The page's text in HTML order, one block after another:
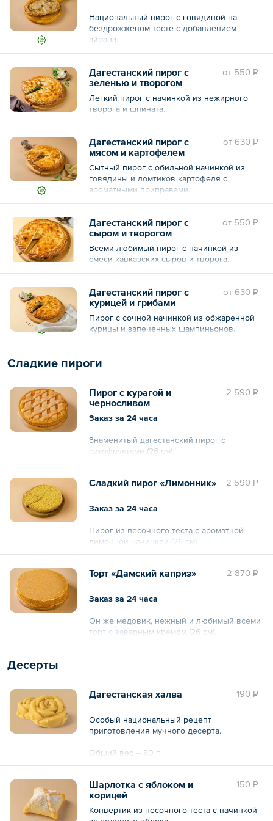
Национальный пирог с говядиной на
бездрожжевом тесте с добавлением
айрана.
oт 550 ₽
Дагестанский пирог с
зеленью и творогом
Легкий пирог с начинкой из нежирного
творога и шпината.
oт 630 ₽
Дагестанский пирог с
мясом и картофелем
Сытный пирог с обильной начинкой из
говядины и ломтиков картофеля с
ароматными приправами.
oт 550 ₽
Дагестанский пирог с
сыром и творогом
Всеми любимый пирог с начинкой из
смеси кавказских сыров и творога.
oт 630 ₽
Дагестанский пирог с
курицей и грибами
Пирог с сочной начинкой из обжаренной
курицы и запеченных шампиньонов.
Сладкие пироги
2 590 ₽
Пирог с курагой и
черносливом
Заказ за 24 часа
Знаменитый дагестанский пирог с
сухофруктами (26 см).
2 590 ₽
Сладкий пирог «Лимонник»
Заказ за 24 часа
Пирог из песочного теста с ароматной
лимонной начинкой (26 см).
2 870 ₽
Торт «Дамский каприз»
Заказ за 24 часа
Он же медовик, нежный и любимый всеми
торт с заварным кремом (26 см).
Десерты
190 ₽
Дагестанская халва
Особый национальный рецепт
приготовления мучного десерта.
Общий вес – 80 г
150 ₽
Шарлотка с яблоком и
корицей
Конвертик из песочного теста с начинкой